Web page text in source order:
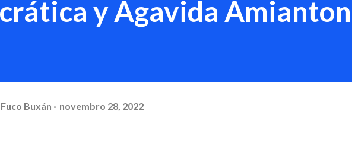
y Agavida
Fuco Buxán novembro 28, 2022